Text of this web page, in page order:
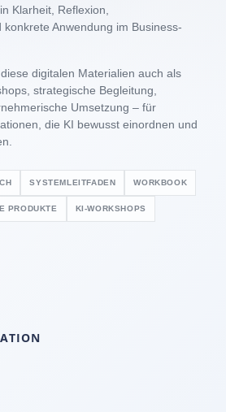
Klarheit, Reflexion,
Anwendung im Business-
digitalen Materialien auch als
strategische Begleitung,
Umsetzung – für
die KI bewusst einordnen und
SYSTEMLEITFADEN WORKBOOK
PRODUKTE KI-WORKSHOPS